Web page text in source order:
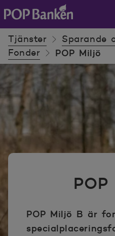
POP banken, till
Tjänster
Sparande
Fonder
POP Miljö
POP Miljö B är